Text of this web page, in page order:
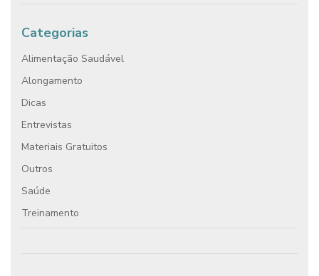
Categorias
Alimentação Saudável
Alongamento
Dicas
Entrevistas
Materiais Gratuitos
Outros
Saúde
Treinamento